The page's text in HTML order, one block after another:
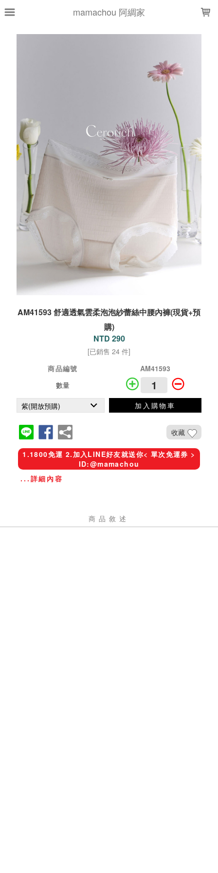
mamachou 阿綢家
AM41593 舒適透氣雲柔泡泡紗蕾絲中腰內褲(現貨+預
購)
NTD 290
[已銷售 24 件]
商品編號
AM41593
數量
加入購物車
收藏
1.1800免運 2.加入LINE好友就送你< 單次免運券 >
ID:@mamachou
...詳細內容
商品敘述